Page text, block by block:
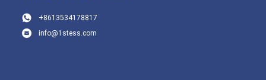
+8613534178817
info@1stess.com